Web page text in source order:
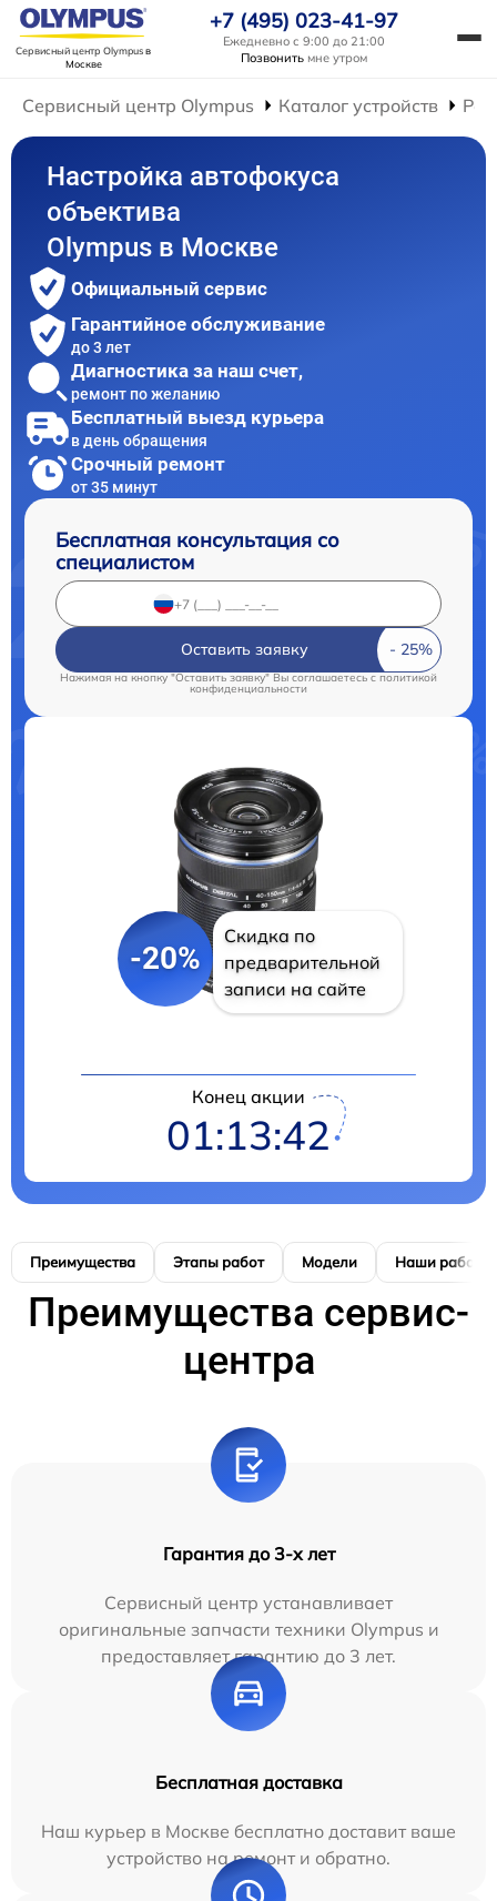
Сервисный центр Olympusв
Москве
+7 (495) 023-41-97
Ежедневно с 9:00 до 21:00
Позвонить мне утром
Сервисный центр Olympus Каталог устройств
Настройка автофокуса
объектива
Olympus в Москве
Официальный сервис
Гарантийное обслуживание
до 3 лет
Диагностика за наш счет,
ремонт по желанию
Бесплатный выезд курьера
в день обращения
Срочный ремонт
от 35 минут
Бесплатная консультация со
специалистом
Оставить заявку
Нажимая на кнопку "Оставить заявку" Вы соглашаетесь c политикой
конфиденциальности
-20%
Скидка по
предварительной
записи на сайте
Конец акции
01:13:41
Преимущества Этапы работ Модели Наши работы
Преимущества сервис-
центра
Гарантия до 3-х лет
Сервисный центр устанавливает
оригинальные запчасти техники Olympus и
предоставляет гарантию до 3 лет.
Бесплатная доставка
Наш курьер в Москве бесплатно доставит ваше
устройство на ремонт и обратно.